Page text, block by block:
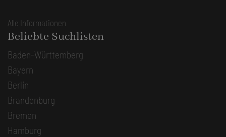
Alle Informationen
Beliebte Suchlisten
Baden-Württemberg
Bayern
Berlin
Brandenburg
Bremen
Hamburg